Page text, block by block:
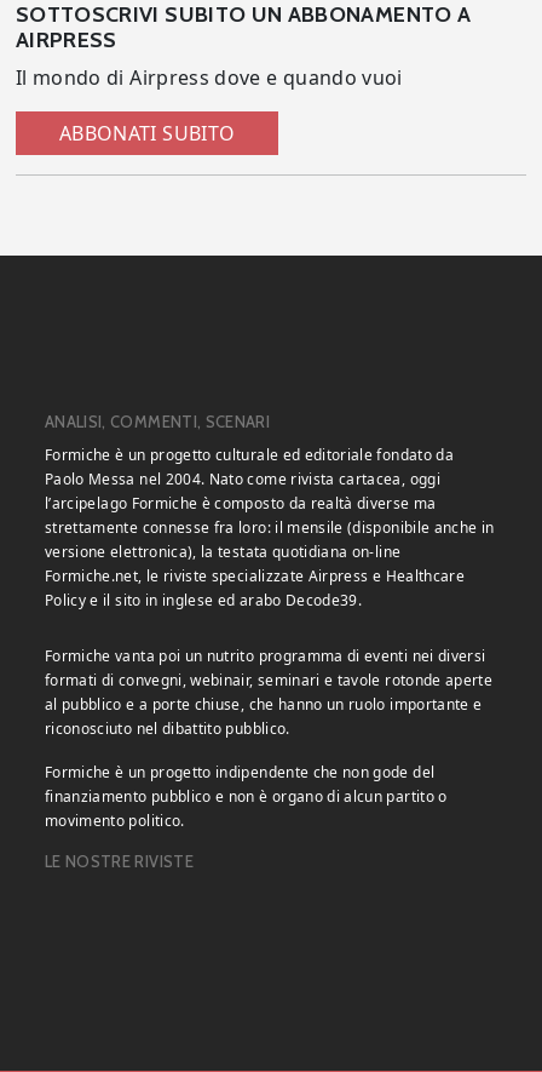
SOTTOSCRIVI SUBITO UN ABBONAMENTO A
AIRPRESS
Il mondo di Airpress dove e quando vuoi
ABBONATI SUBITO
ANALISI, COMMENTI, SCENARI
Formiche è un progetto culturale ed editoriale fondato da
Paolo Messa nel 2004. Nato come rivista cartacea, oggi
l’arcipelago Formiche è composto da realtà diverse ma
strettamente connesse fra loro: il mensile (disponibile anche in
versione elettronica), la testata quotidiana on-line
Formiche.net, le riviste specializzate Airpress e Healthcare
Policy e il sito in inglese ed arabo Decode39.
Formiche vanta poi un nutrito programma di eventi nei diversi
formati di convegni, webinair, seminari e tavole rotonde aperte
al pubblico e a porte chiuse, che hanno un ruolo importante e
riconosciuto nel dibattito pubblico.
Formiche è un progetto indipendente che non gode del
finanziamento pubblico e non è organo di alcun partito o
movimento politico.
LE NOSTRE RIVISTE